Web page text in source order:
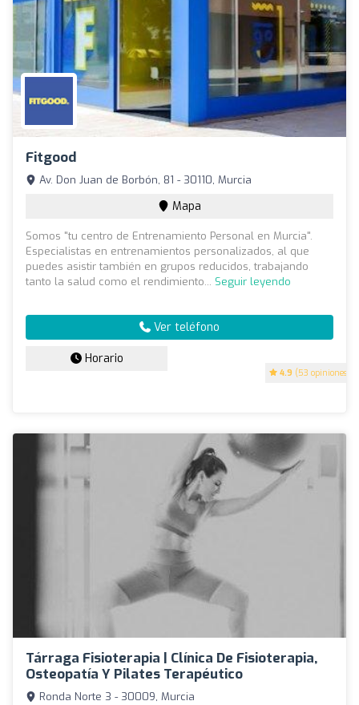
Fitgood
4.9 (53 opiniones)
Av. Don Juan de Borbón, 81 - 30110, Murcia
Mapa
Somos "tu centro de Entrenamiento Personal en Murcia".
Especialistas en entrenamientos personalizados, al que
puedes asistir también en grupos reducidos, trabajando
tanto la salud como el rendimiento... Seguir leyendo
Ver teléfono
Horario
Tárraga Fisioterapia | Clínica De Fisioterapia,
Osteopatía Y Pilates Terapéutico
Ronda Norte 3 - 30009, Murcia